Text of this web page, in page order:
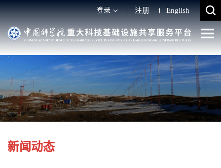
登录 注册 English
新闻动态